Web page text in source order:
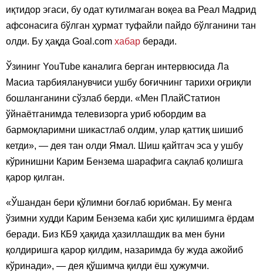
иқтидор эгаси, бу одат кутилмаган воқеа ва Реал Мадрид
афсонасига бўлган ҳурмат туфайли пайдо бўлганини тан
олди. Бу ҳақда Goal.com хабар беради.
Ўзининг YouTube каналига берган интервюсида Ла
Масиа тарбияланувчиси ушбу боғичнинг тарихи оғриқли
бошланганини сўзлаб берди. «Мен ПлайСтатион
ўйнаётганимда телевизорга уриб юбордим ва
бармоқларимни шикастлаб олдим, улар қаттиқ шишиб
кетди», — дея тан олди Ямал. Шиш қайтгач эса у ушбу
кўринишни Карим Бензема шарафига сақлаб қолишга
қарор қилган.
«Ўшандан бери қўлимни боғлаб юрибман. Бу менга
ўзимни худди Карим Бензема каби ҳис қилишимга ёрдам
беради. Биз КБ9 ҳақида ҳазиллашдик ва мен буни
қолдиришга қарор қилдим, назаримда бу жуда ажойиб
кўринади», — дея қўшимча қилди ёш ҳужумчи.